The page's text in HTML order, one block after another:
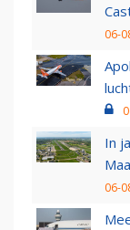
06-
In
06-